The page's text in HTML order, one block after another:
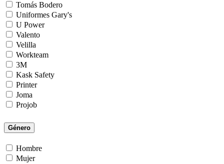
Tomás Bodero
Uniformes Gary's
U Power
Valento
Velilla
Workteam
3M
Kask Safety
Printer
Joma
Projob
Género
Hombre
Mujer